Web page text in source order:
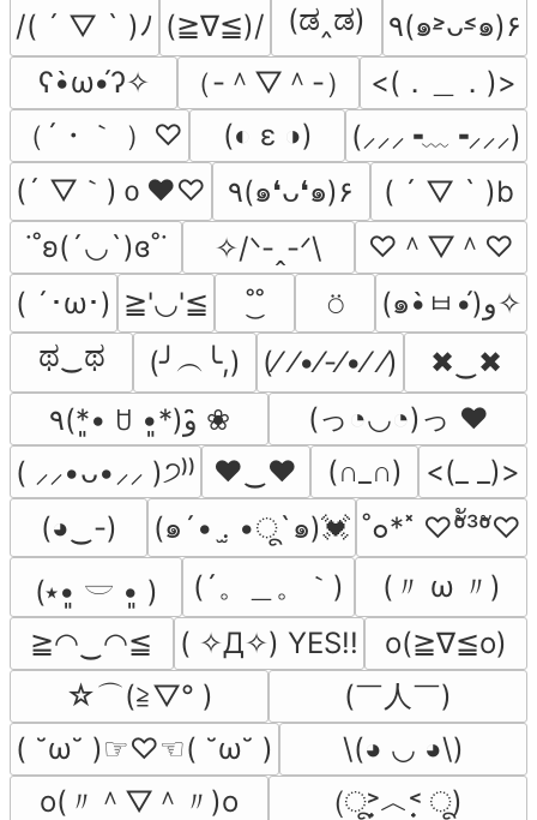
/( ´ ▽ ` )ﾉ (≧∇≦)/ (ಡ‸ಡ)
٩(๑˃̵ᴗ˂̵๑)۶
ʕ•̀ω•́ʔ✧
（-＾▽＾-）
<(．＿．)>
（´・｀ ）♡
(◐ ε ◑)
(⸝⸝⸝╺﹏╺⸝⸝⸝)
(´ ▽｀)ｏ♥♡
٩(๑❛ᴗ❛๑)۶
( ´ ▽ ` )b
˙˚ʚ(´◡`)ɞ˚˙
✧/ᐠ-ꞈ-ᐟ\
♡＾▽＾♡
( ´･ω･) ≧'◡'≦ ˚͜˚ ⍥
(๑•̀ㅂ•́)و✧
ಥ‿ಥ
(╯︵╰,) (⁄ ⁄•⁄-⁄•⁄ ⁄)
✖‿✖
٩(*•͈ ꇴ •͈*)و ̑̑❀
(っ◔◡◔)っ ♥
( ⸝⸝•ᴗ•⸝⸝ )੭⁾⁾
♥‿♥ (∩_∩)
<(_ _)>
(◕‿-)
(๑´• .̫ •ू`๑)💓 ˚๐*˟ ♡ºัั³ºั♡
(⭑•͈ 𓎟 •͈ )
(´。＿。｀)
(〃 ω 〃)
≧◠‿◠≦
( ✧Д✧) YES!!
o(≧∇≦o)
☆⌒(≧▽​° )
(￣人￣)
( ˘ω˘ )☞♡☜( ˘ω˘ )
\(◕ ◡ ◕\)
o(〃＾▽＾〃)o
(ू˃̣̣̣̣̣̣︿˂̣̣̣̣̣̣ ू)